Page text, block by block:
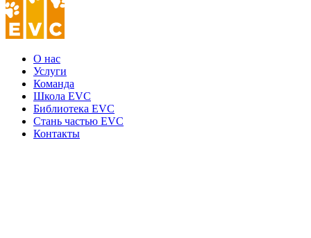
О нас
Услуги
Команда
Школа EVC
Библиотека EVC
Стань частью EVC
Контакты